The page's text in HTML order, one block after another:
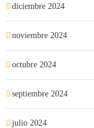
diciembre 2024
noviembre 2024
octubre 2024
septiembre 2024
julio 2024